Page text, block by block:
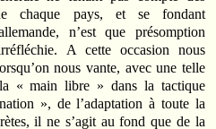
chaque pays, et se fondant
n’est que présomption
A cette occasion nous
nous vante, avec une telle
« main libre » dans la tactique
», de l’adaptation à toute la
il ne s’agit au fond que de la